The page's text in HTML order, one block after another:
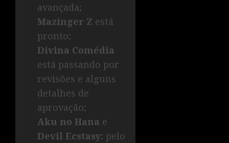
avançada;
Mazinger Z está
pronto;
Divina Comédia
está passando por
revisões e alguns
detalhes de
aprovação;
Aku no Hana e
Devil Ecstasy: pelo